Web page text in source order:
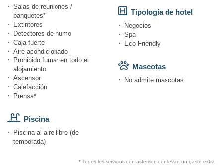
Salas de reuniones /
banquetes*
Extintores
Detectores de humo
Caja fuerte
Aire acondicionado
Prohibido fumar en todo el
alojamiento
Ascensor
Calefacción
Prensa*
Piscina
Piscina al aire libre (de
temporada)
Tipología de hotel
Negocios
Spa
Eco Friendly
Mascotas
No admite mascotas
* Todos los servicios con asterisco conllevan un gasto extra